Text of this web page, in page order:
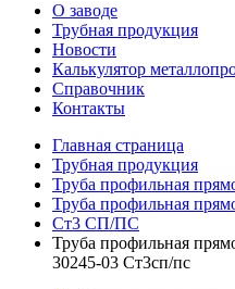
О заводе
Трубная продукция
Новости
Калькулятор
Справочник
Контакты
Главная страница
Трубная продукция
Труба профильная
Труба профильная
Ст3 СП/ПС
Труба профильная
30245-03 Ст3сп/пс